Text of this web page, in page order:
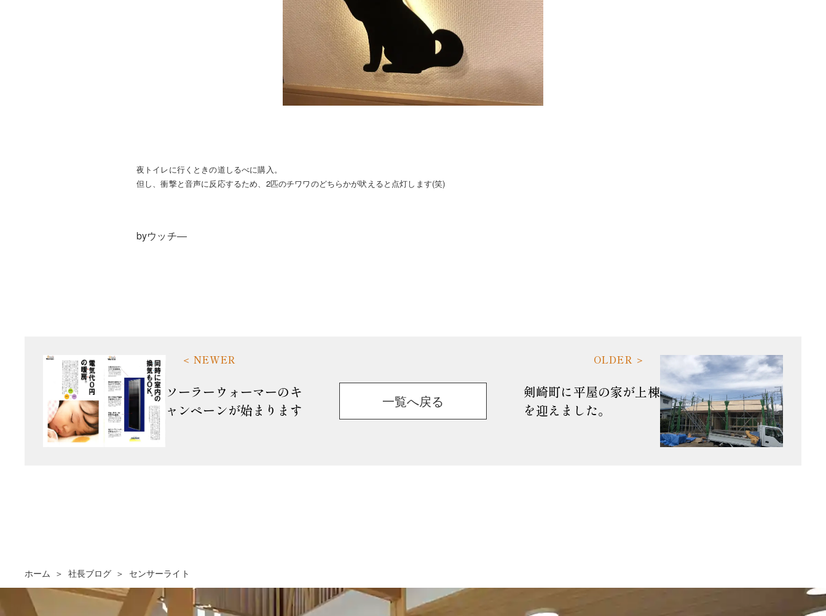
夜トイレに行くときの道しるべに購入。
但し、衝撃と音声に反応するため、2匹のチワワのどちらかが吠えると点灯します(笑)
byウッチ―
ソーラーウォーマーのキ
ャンペーンが始まります
剣崎町に平屋の家が上棟
を迎えました。
一覧へ戻る
ホーム 社長ブログ センサーライト